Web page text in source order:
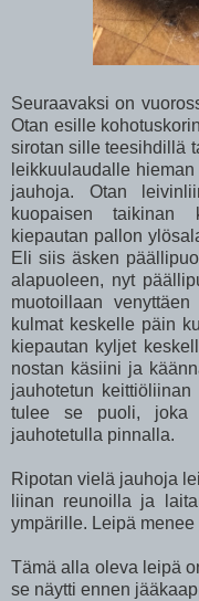
Seuraavaksi on
Otan esille
sirotan sille teesihdillä
leikkuulaudalle
jauhoja. Otan
kuopaisen taikinan
kiepautan pallon
Eli siis äsken
alapuoleen, nyt
muotoillaan
kulmat keskelle päin
kiepautan kyljet
nostan käsiini ja
jauhotetun
tulee se puoli, joka
jauhotetulla pinnalla.
Ripotan vielä jauhoja
liinan reunoilla ja
ympärille. Leipä
Tämä alla oleva leipä
se näytti ennen